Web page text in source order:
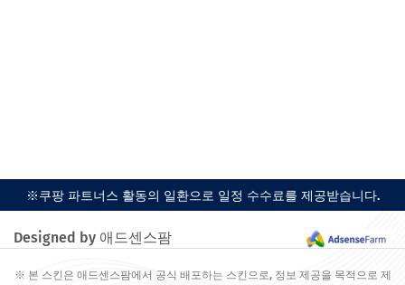
※쿠팡 파트너스 활동의 일환으로 일정 수수료를 제공받습니다.
Designed by 애드센스팜
※ 본 스킨은 애드센스팜에서 공식 배포하는 스킨으로, 정보 제공을 목적으로 제